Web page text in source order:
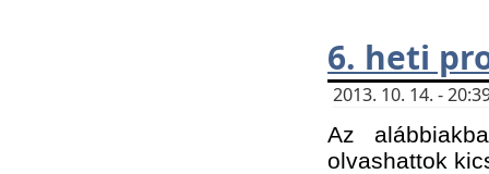
6. heti
2013. 10. 14. -
Az
olvashattok